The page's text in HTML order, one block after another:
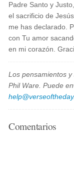
Padre Santo y
el sacrificio de
me has declarado.
con Tu amor
en mi corazón.
Los pensamientos
Phil Ware. Puede
Comentarios